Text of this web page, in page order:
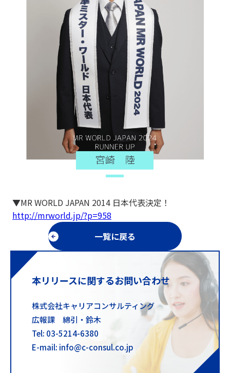
▼MR WORLD JAPAN 2014 日本代表決定！
http://mrworld.jp/?p=958
一覧に戻る
本リリースに関するお問い合わせ
株式会社キャリアコンサルティング
広報課 綿引・鈴木
Tel: 03-5214-6380
E-mail: info@c-consul.co.jp